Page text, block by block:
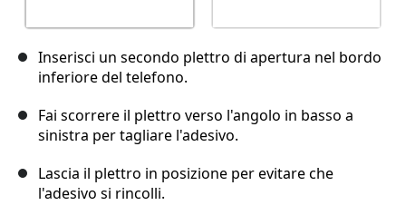
Inserisci un secondo plettro di apertura nel bordo
inferiore del telefono.
Fai scorrere il plettro verso l'angolo in basso a
sinistra per tagliare l'adesivo.
Lascia il plettro in posizione per evitare che
l'adesivo si rincolli.